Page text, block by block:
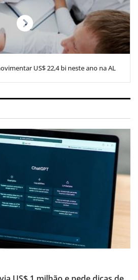
US$ 22,4 bi neste ano na AL